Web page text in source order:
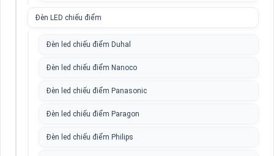
Đèn LED chiếu điểm
Đèn led chiếu điểm Duhal
Đèn led chiếu điểm Nanoco
Đèn led chiếu điểm Panasonic
Đèn led chiếu điểm Paragon
Đèn led chiếu điểm Philips